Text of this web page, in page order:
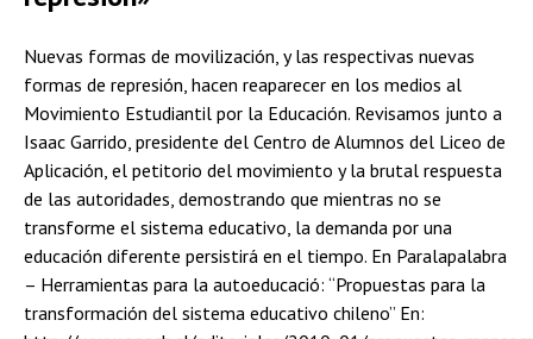
Nuevas formas de movilización, y las respectivas nuevas
formas de represión, hacen reaparecer en los medios al
Movimiento Estudiantil por la Educación. Revisamos junto a
Isaac Garrido, presidente del Centro de Alumnos del Liceo de
Aplicación, el petitorio del movimiento y la brutal respuesta
de las autoridades, demostrando que mientras no se
transforme el sistema educativo, la demanda por una
educación diferente persistirá en el tiempo. En Paralapalabra
– Herramientas para la autoeducació: “Propuestas para la
transformación del sistema educativo chileno” En: